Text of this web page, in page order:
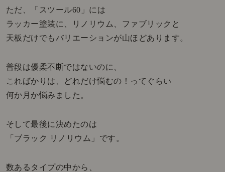
ただ、「スツール60」には
ラッカー塗装に、リノリウム、ファブリックと
天板だけでもバリエーションが山ほどあります。
普段は優柔不断ではないのに、
こればかりは、どれだけ悩むの！ってぐらい
何か月か悩みました。
そして最後に決めたのは
「ブラック リノリウム」です。
数あるタイプの中から、